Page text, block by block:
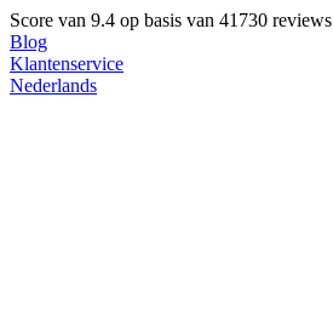
Score van 9.4 op basis van 41730 reviews
Blog
Klantenservice
Nederlands